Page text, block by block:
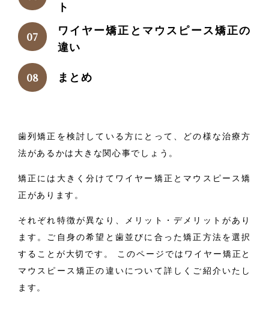
ト
ワイヤー矯正とマウスピース矯正の
違い
まとめ
歯列矯正を検討している方にとって、どの様な治療方
法があるかは大きな関心事でしょう。
矯正には大きく分けてワイヤー矯正とマウスピース矯
正があります。
それぞれ特徴が異なり、メリット・デメリットがあり
ます。ご自身の希望と歯並びに合った矯正方法を選択
することが大切です。 このページではワイヤー矯正と
マウスピース矯正の違いについて詳しくご紹介いたし
ます。